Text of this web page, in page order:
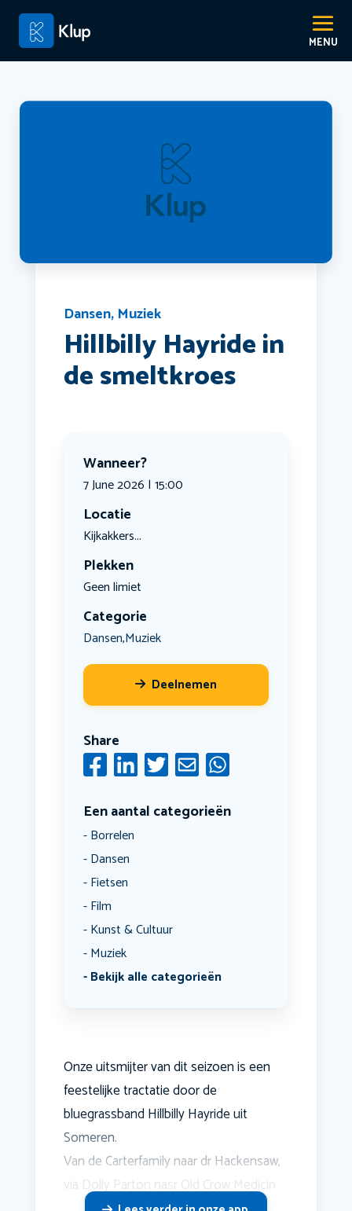
Dansen, Muziek
Hillbilly Hayride in
de smeltkroes
Wanneer?
7 June 2026 | 15:00
Locatie
Kijkakkers...
Plekken
Geen limiet
Categorie
Dansen,Muziek
Deelnemen
Share
Een aantal categorieën
Borrelen
Dansen
Fietsen
Film
Kunst & Cultuur
Muziek
Bekijk alle categorieën
Onze uitsmijter van dit seizoen is een
feestelijke tractatie door de
bluegrassband Hillbilly Hayride uit
Someren.
Van de Carterfamily naar dr Hackensaw,
via Dolly Parton nasr Old Crow Medicin